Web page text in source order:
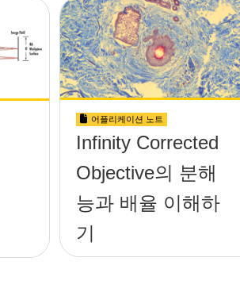
어플리케이션 노트
Infinity Corrected
Objective의 분해
능과 배율 이해하
기